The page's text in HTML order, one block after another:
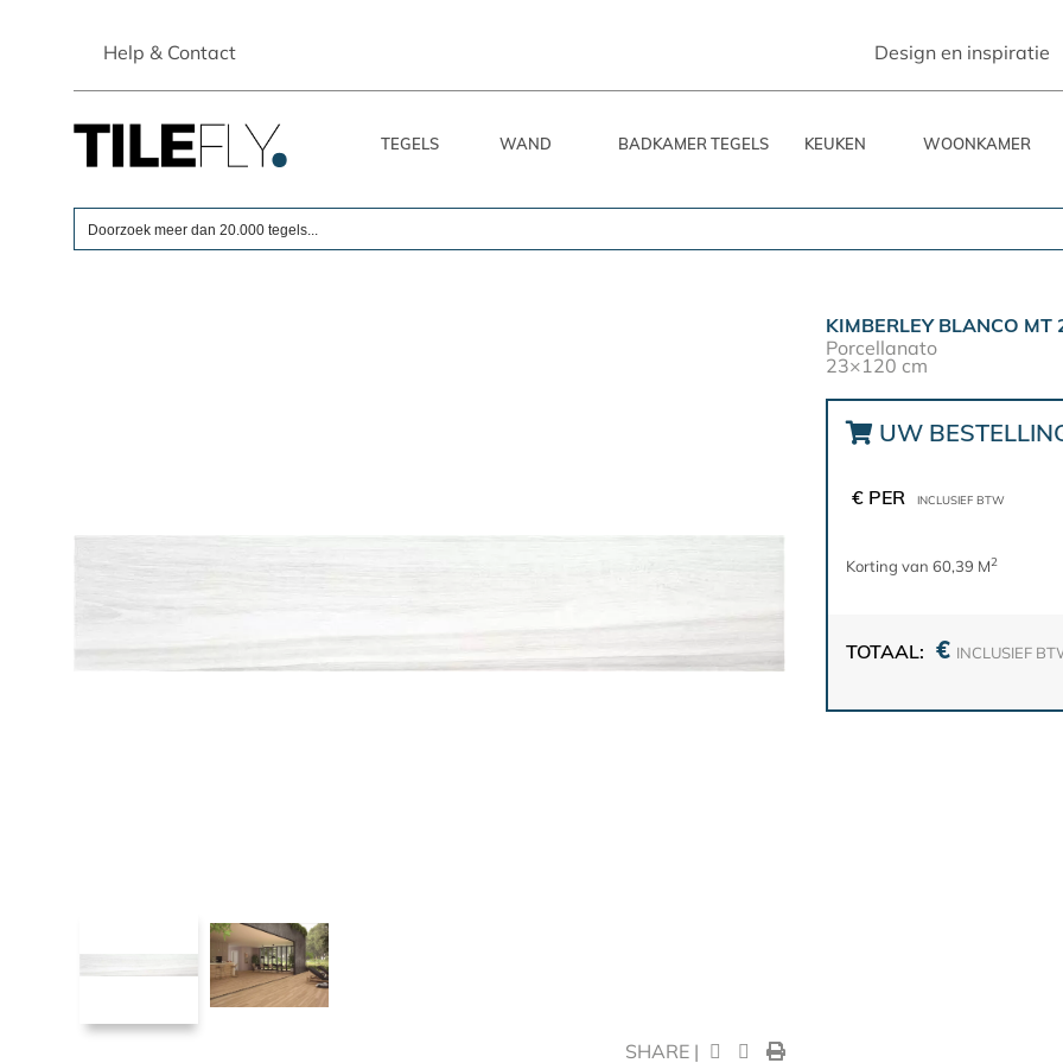
Help & Contact Design en inspiratie
TEGELS WAND BADKAMER TEGELS KEUKEN WOONKAMER
SHARE |
KIMBERLEY BLANCO
Porcellanato
23×120 cm
UW
€ PER INCLUSIEF BTW
Korting van 60,39 M2
TOTAAL: € INCLUSIEF